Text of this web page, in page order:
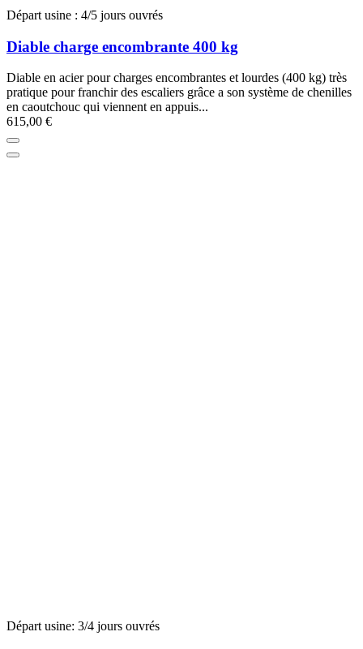
Départ usine : 4/5 jours ouvrés
Diable charge encombrante 400 kg
Diable en acier pour charges encombrantes et lourdes (400 kg) très
pratique pour franchir des escaliers grâce a son système de chenilles
en caoutchouc qui viennent en appuis...
615,00 €
Départ usine: 3/4 jours ouvrés